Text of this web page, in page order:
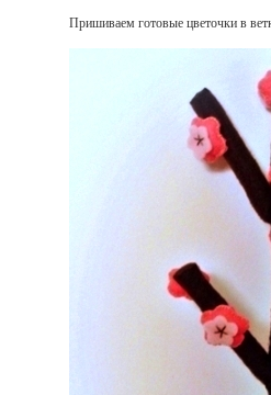
Пришиваем готовые цветочки в